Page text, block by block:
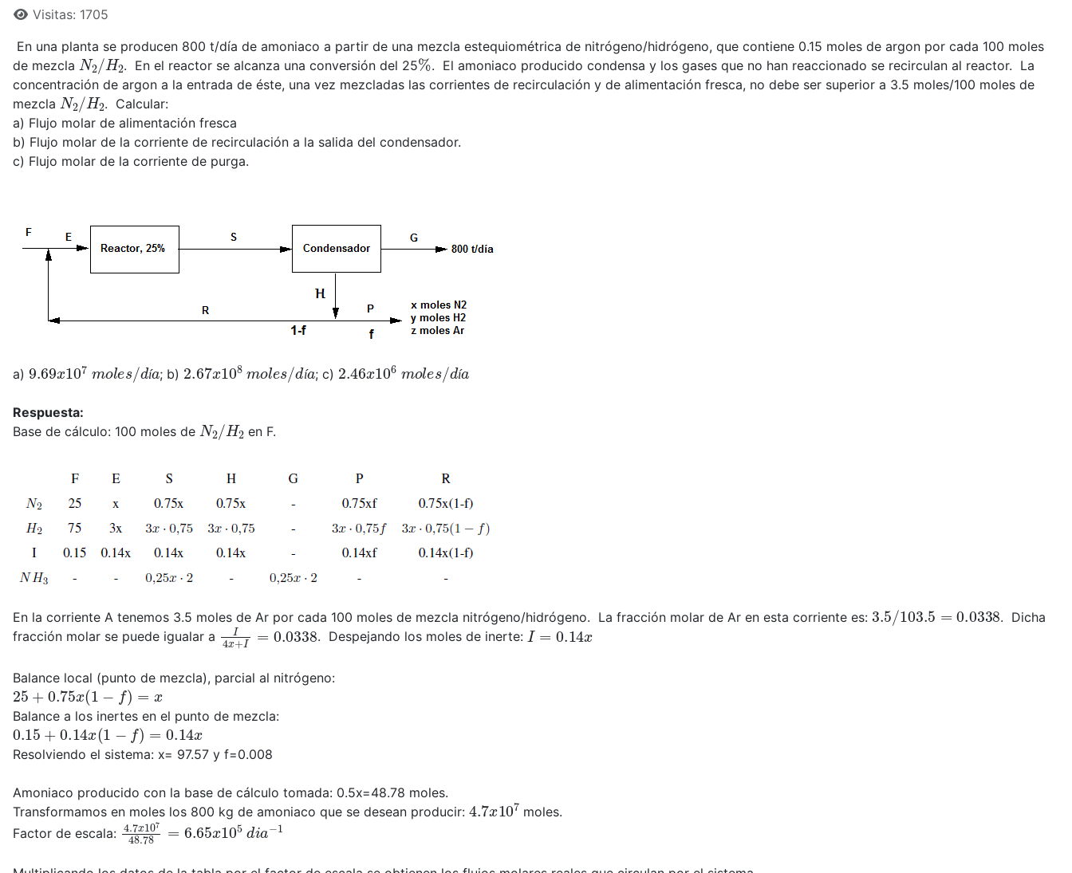
Visitas: 1705
En una planta se producen 800 t/día de amoniaco a partir de una mezcla estequiométrica de nitrógeno/hidrógeno, que contiene 0.15 moles de argon por cada 100 moles
de mezcla N2 /H2. En el reactor se alcanza una conversión del 25%. El amoniaco producido condensa y los gases que no han reaccionado se recirculan al reactor. La
concentración de argon a la entrada de éste, una vez mezcladas las corrientes de recirculación y de alimentación fresca, no debe ser superior a 3.5 moles/100 moles de
mezcla N2/H2. Calcular:
a) Flujo molar de alimentación fresca
b) Flujo molar de la corriente de recirculación a la salida del condensador.
c) Flujo molar de la corriente de purga.
a) í
9.69 x 10 o s d a
; b) í
2.67 x10 o s /d ; c) í
2.46 x 10 o s /d
Respuesta:
Base de cálculo: 100 moles de N2 /H2 en F.
En la corriente A tenemos 3.5 moles de Ar por cada 100 moles de mezcla nitrógeno/hidrógeno. La fracción molar de Ar en esta corriente es: 3.5 /103.5 0.0338. Dicha
fracción molar se puede igualar a I4x+ I= 0.0338. Despejando los moles de inerte: I=0.14x
Balance local (punto de mezcla), parcial al nitrógeno:
25+0.75x(1−f)=x
Balance a los inertes en el punto de mezcla:
0.15+0.14x( 1−f )=0.14x
Resolviendo el sistema: x= 97.57 y f=0.008
Amoniaco producido con la base de cálculo tomada: 0.5x=48.78 moles.
Transformamos en moles los 800 kg de amoniaco que se desean producir: 4.7 x107 moles.
Factor de escala: 4.7x10 7 48.78 =6.65 10 5 d i −